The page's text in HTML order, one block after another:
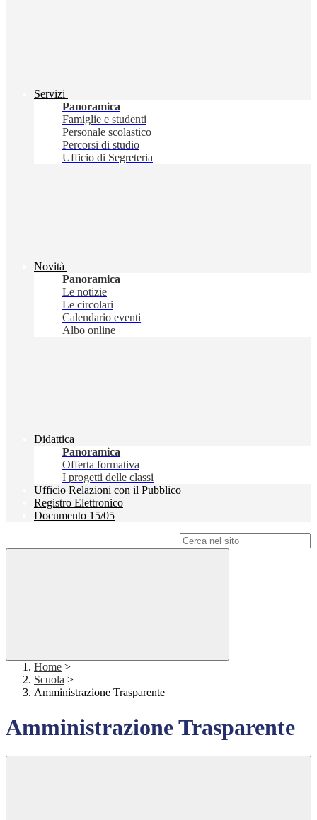
Servizi
Panoramica
Famiglie e studenti
Personale scolastico
Percorsi di studio
Ufficio di Segreteria
Novità
Panoramica
Le notizie
Le circolari
Calendario eventi
Albo online
Didattica
Panoramica
Offerta formativa
I progetti delle classi
Ufficio Relazioni con il Pubblico
Registro Elettronico
Documento 15/05
Home >
Scuola >
Amministrazione Trasparente
Amministrazione Trasparente